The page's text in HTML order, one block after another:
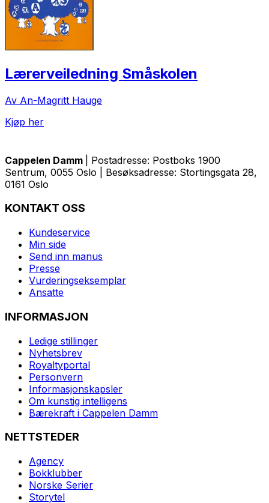
Lærerveiledning Småskolen
Av An-Magritt Hauge
Kjøp her
Cappelen Damm
| Postadresse: Postboks 1900
Sentrum, 0055 Oslo | Besøksadresse: Stortingsgata 28,
0161 Oslo
KONTAKT OSS
Kundeservice
Min side
Send inn manus
Presse
Vurderingseksemplar
Ansatte
INFORMASJON
Ledige stillinger
Nyhetsbrev
Royaltyportal
Personvern
Informasjonskapsler
Om kunstig intelligens
Bærekraft i Cappelen Damm
NETTSTEDER
Agency
Bokklubber
Norske Serier
Storytel